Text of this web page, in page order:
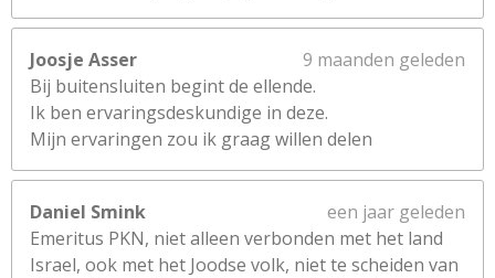
Joosje Asser
9 maanden geleden
Bij buitensluiten begint de ellende.
Ik ben ervaringsdeskundige in deze.
Mijn ervaringen zou ik graag willen delen
Daniel Smink
een jaar geleden
Emeritus PKN, niet alleen verbonden met het land
Israel, ook met het Joodse volk, niet te scheiden van